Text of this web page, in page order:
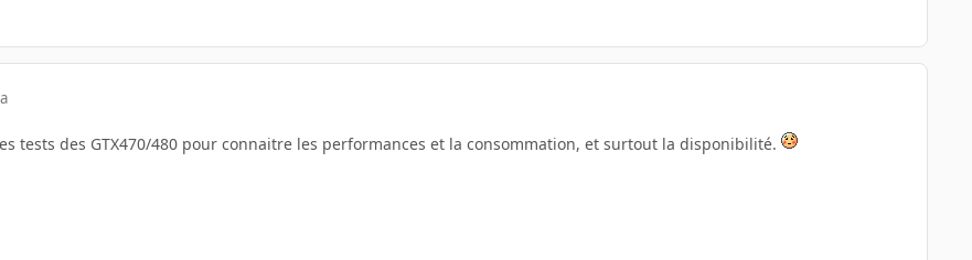
tests des GTX470/480 pour connaitre les performances et la consommation, et surtout la disponibilité.